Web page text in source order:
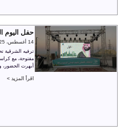
حفل اليوم الوطني 93
14 أغسطس، 2025
أبهرت الحضور،
اقرأ المزيد >